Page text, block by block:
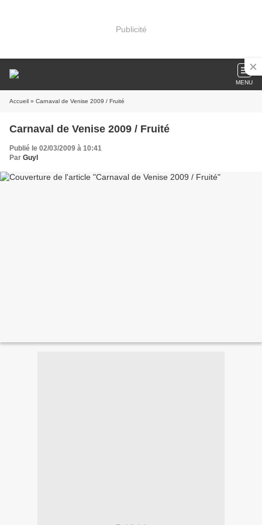
Publicité
MENU
Accueil » Carnaval de Venise 2009 / Fruité
Carnaval de Venise 2009 / Fruité
Publié le 02/03/2009 à 10:41
Par Guyl